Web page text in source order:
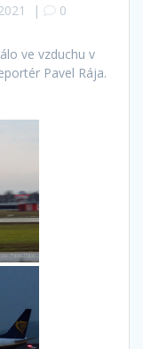
| 0
ve vzduchu v
Pavel Rája.